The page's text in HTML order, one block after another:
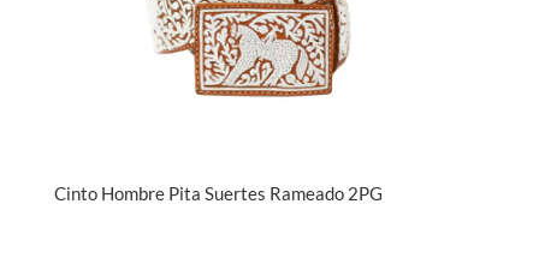
Cinto Hombre Pita Suertes Rameado 2PG